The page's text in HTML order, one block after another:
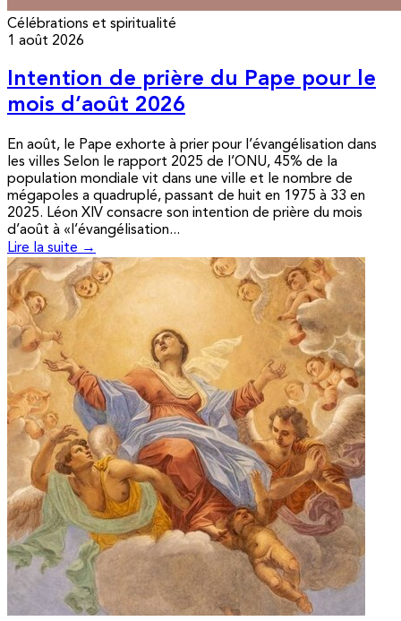
Célébrations et spiritualité
1 août 2026
Intention de prière du Pape pour le
mois d’août 2026
En août, le Pape exhorte à prier pour l’évangélisation dans
les villes Selon le rapport 2025 de l’ONU, 45% de la
population mondiale vit dans une ville et le nombre de
mégapoles a quadruplé, passant de huit en 1975 à 33 en
2025. Léon XIV consacre son intention de prière du mois
d’août à «l’évangélisation...
Lire la suite →